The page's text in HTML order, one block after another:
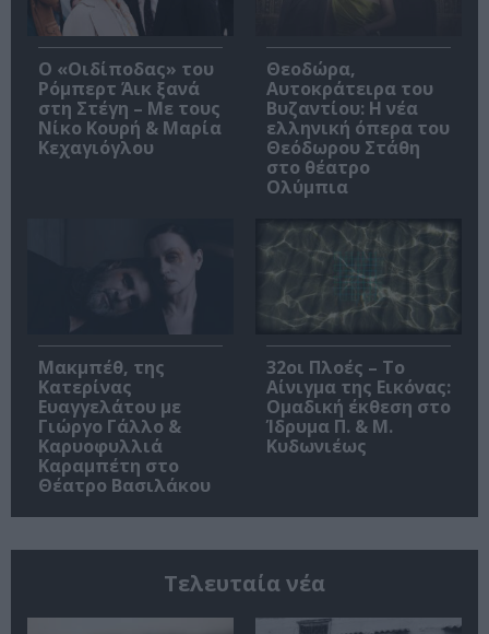
O «Οιδίποδας» του
Ρόμπερτ Άικ ξανά
στη Στέγη – Με τους
Νίκο Κουρή & Μαρία
Κεχαγιόγλου
Θεοδώρα,
Αυτοκράτειρα του
Βυζαντίου: Η νέα
ελληνική όπερα του
Θεόδωρου Στάθη
στο θέατρο
Ολύμπια
Μακμπέθ, της
Κατερίνας
Ευαγγελάτου με
Γιώργο Γάλλο &
Καρυοφυλλιά
Καραμπέτη στο
Θέατρο Βασιλάκου
32οι Πλοές – Το
Αίνιγμα της Εικόνας:
Ομαδική έκθεση στο
Ίδρυμα Π. & Μ.
Κυδωνιέως
Τελευταία νέα